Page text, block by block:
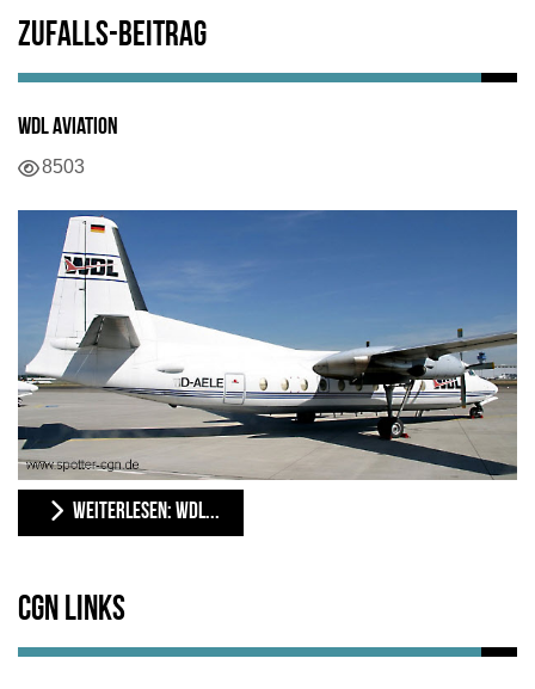
Zufalls-Beitrag
WDL Aviation
Details
8503
WEITERLESEN: WDL...
CGN Links